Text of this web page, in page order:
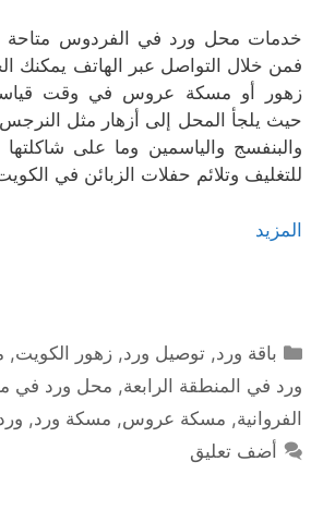
خدمات محل ورد في الفردوس متاحة
فمن خلال التواصل عبر الهاتف يمكنك
زهور أو مسكة عروس في وقت
حيث يلجأ المحل إلى أزهار مثل
والبنفسج والياسمين وما على
للتغليف وتلائم حفلات الزبائن في
المزيد
التصنيفات
باقة ورد,توصيل ورد,زهور الكويت,
ورد في المنطقة الرابعة, محل ورد في
الفروانية, مسكة عروس, مسكة ورد,
أضف تعليق